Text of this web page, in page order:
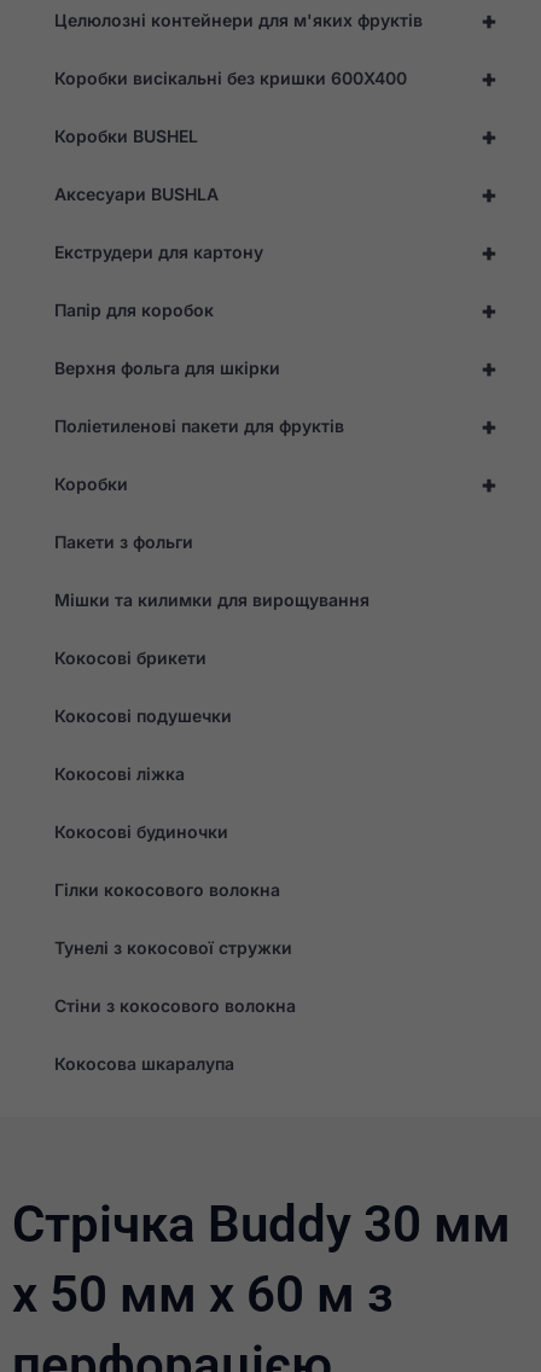
+
Целюлозні контейнери для м'яких фруктів
+
Коробки висікальні без кришки 600X400
+
Коробки BUSHEL
+
Аксесуари BUSHLA
+
Екструдери для картону
+
Папір для коробок
+
Верхня фольга для шкірки
+
Поліетиленові пакети для фруктів
+
Коробки
Пакети з фольги
Мішки та килимки для вирощування
Кокосові брикети
Кокосові подушечки
Кокосові ліжка
Кокосові будиночки
Гілки кокосового волокна
Тунелі з кокосової стружки
Стіни з кокосового волокна
Кокосова шкаралупа
Стрічка Buddy 30 мм
х 50 мм х 60 м з
Для того, щоб ми
могли покращити
функціональність
сайту, виходячи з
того, як він